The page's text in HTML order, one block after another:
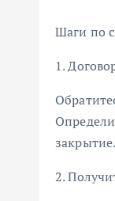
Шаги по
1.
закрытие.
2.